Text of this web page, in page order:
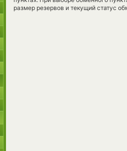
размер резервов и текущий статус